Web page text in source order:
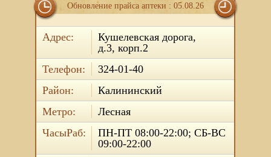
Обновление прайса аптеки : 05.08.26
Адрес:
Кушелевская дорога,
д.3, корп.2
Телефон:
324-01-40
Район:
Калининский
Метро:
Лесная
ЧасыРаб:
ПН-ПТ 08:00-22:00; СБ-ВС
09:00-22:00